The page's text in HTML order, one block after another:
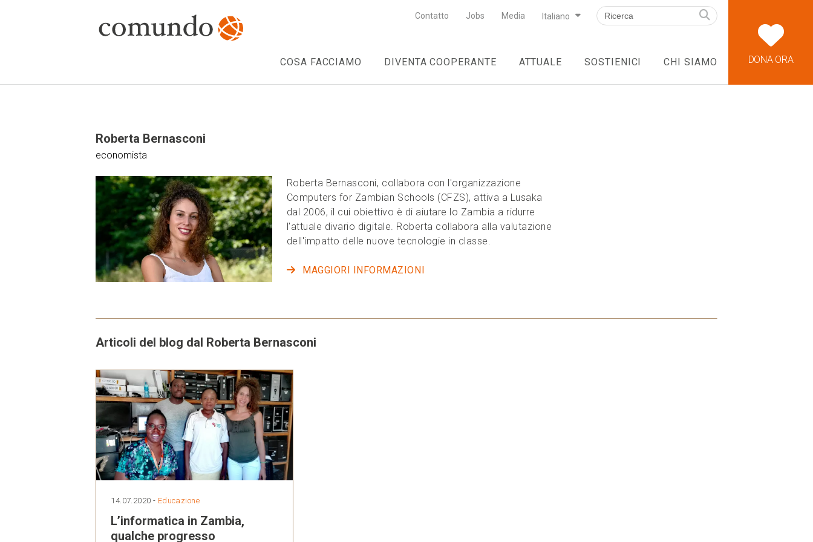
DONA ORA
Contatto Jobs Media Italiano
COSA FACCIAMO DIVENTA COOPERANTE ATTUALE SOSTIENICI CHI SIAMO
Roberta Bernasconi
economista
Roberta Bernasconi, collabora con l'organizzazione
Computers for Zambian Schools (CFZS), attiva a Lusaka
dal 2006, il cui obiettivo è di aiutare lo Zambia a ridurre
l'attuale divario digitale. Roberta collabora alla valutazione
dell'impatto delle nuove tecnologie in classe.
MAGGIORI INFORMAZIONI
Articoli del blog dal Roberta Bernasconi
14.07.2020 - Educazione
L’informatica in Zambia,
qualche progresso